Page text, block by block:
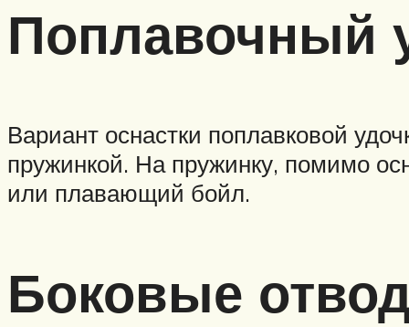
Поплавочный
Вариант оснастки поплавковой
пружинкой. На пружинку, помимо
или плавающий бойл.
Боковые